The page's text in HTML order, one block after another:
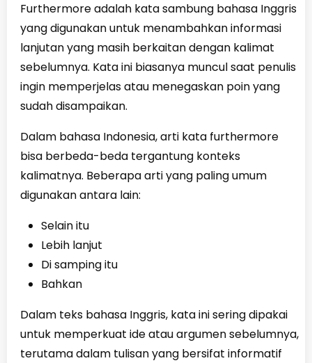
Furthermore adalah kata sambung bahasa Inggris
yang digunakan untuk menambahkan informasi
lanjutan yang masih berkaitan dengan kalimat
sebelumnya. Kata ini biasanya muncul saat penulis
ingin memperjelas atau menegaskan poin yang
sudah disampaikan.
Dalam bahasa Indonesia, arti kata furthermore
bisa berbeda-beda tergantung konteks
kalimatnya. Beberapa arti yang paling umum
digunakan antara lain:
Selain itu
Lebih lanjut
Di samping itu
Bahkan
Dalam teks bahasa Inggris, kata ini sering dipakai
untuk memperkuat ide atau argumen sebelumnya,
terutama dalam tulisan yang bersifat informatif